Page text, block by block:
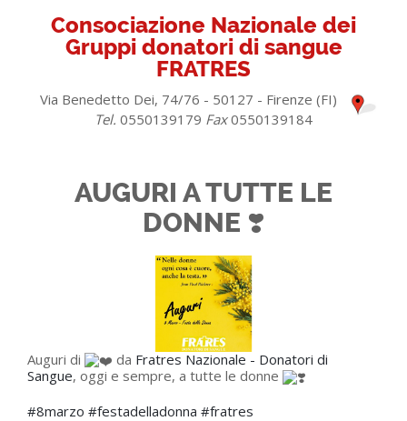
Consociazione Nazionale dei
Gruppi donatori di sangue
FRATRES
Via Benedetto Dei, 74/76 - 50127 - Firenze (FI)
Tel. 0550139179 Fax0550139184
AUGURI A TUTTE LE
DONNE ❣️
Auguri di da Fratres Nazionale - Donatori di
Sangue, oggi e sempre, a tutte le donne
#8marzo #festadelladonna #fratres